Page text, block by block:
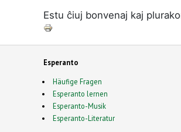
Estu ĉiuj bonvenaj kaj
Esperanto
Häufige Fragen
Esperanto lernen
Esperanto-Musik
Esperanto-Literatur